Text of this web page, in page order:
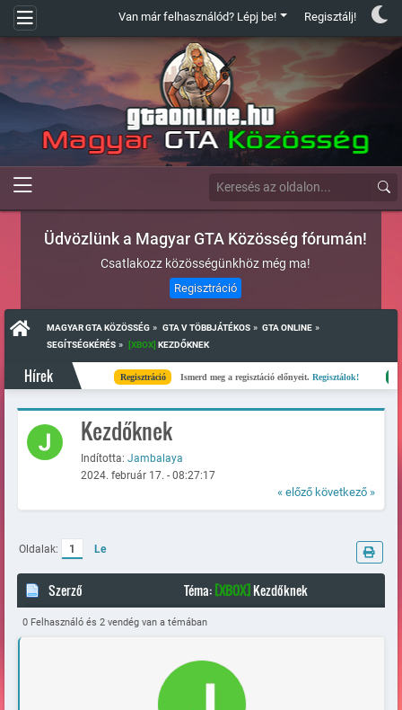
Van már felhasználód? Lépj be! Regisztálj!
Üdvözlünk a Magyar GTA Közösség fórumán!
Csatlakozz közösségünkhöz még ma!
Regisztráció
MAGYAR GTA KÖZÖSSÉG » GTA V TÖBBJÁTÉKOS » GTA ONLINE »
SEGÍTSÉGKÉRÉS » [XBOX] KEZDŐKNEK
Hírek Regisztráció Ismerd meg a regisztáció előnyeit.Regisztálok! Kész
Kezdőknek
Indította: Jambalaya
2024. február 17. - 08:27:17
« előző következő »
Oldalak: 1 Le
Szerző Téma:[XBOX]Kezdőknek
(Megtekintve 64400 alkalommal)
0 Felhasználó és 2 vendég van a témában